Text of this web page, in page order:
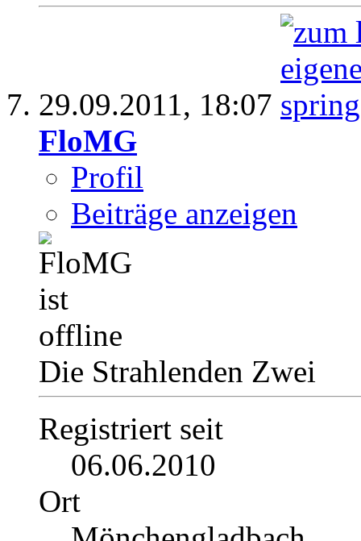
29.09.2011, 18:07
FloMG
Profil
Beiträge anzeigen
Die Strahlenden Zwei
Registriert seit
06.06.2010
Ort